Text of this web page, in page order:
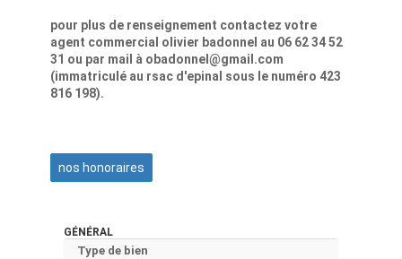
pour plus de renseignement contactez votre
agent commercial olivier badonnel au 06 62 34 52
31 ou par mail à obadonnel@gmail.com
(immatriculé au rsac d'epinal sous le numéro 423
816 198).
nos honoraires
GÉNÉRAL
Type de bien